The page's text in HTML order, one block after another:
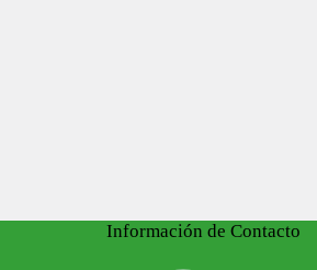
Información de Contacto